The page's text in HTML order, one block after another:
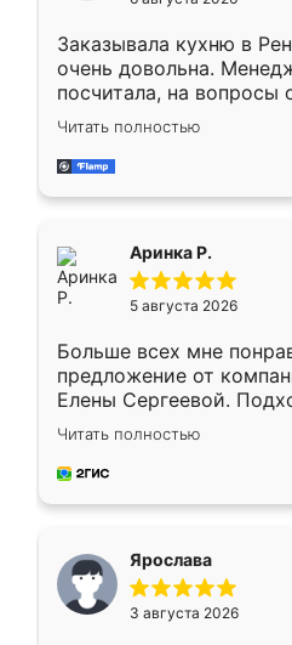
Заказывала кухню в
очень довольна.
посчитала, на вопросы
Замерщик приехал в
делу со всей
за день, ребята
Читать полностью
Аринка Р.
5 августа 2026
Больше всех мне
предложение от
Елены Сергеевой.
короткие сроки
для замера сотрудник
предложил по моему
Читать полностью
Ярослава
3 августа 2026